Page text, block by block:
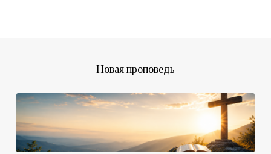
Новая проповедь